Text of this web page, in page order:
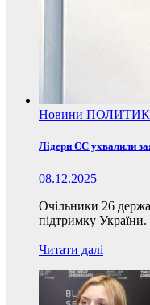
Новини
Лідери ЄС ухвалили
08.12.2025
Очільники 26
підтримку України.
Читати далі